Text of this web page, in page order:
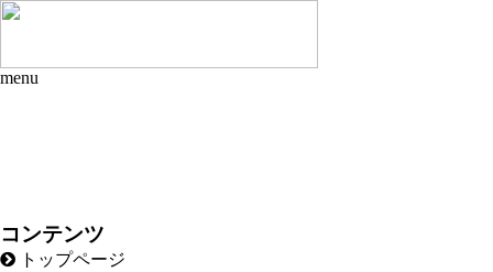
menu
コンテンツ
トップページ